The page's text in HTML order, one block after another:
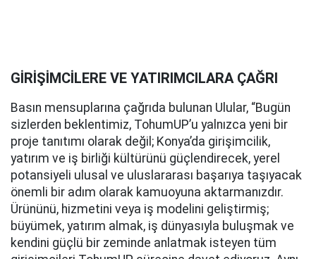
GİRİŞİMCİLERE VE YATIRIMCILARA ÇAĞRI
Basın mensuplarına çağrıda bulunan Ulular, “Bugün
sizlerden beklentimiz, TohumUP’u yalnızca yeni bir
proje tanıtımı olarak değil; Konya’da girişimcilik,
yatırım ve iş birliği kültürünü güçlendirecek, yerel
potansiyeli ulusal ve uluslararası başarıya taşıyacak
önemli bir adım olarak kamuoyuna aktarmanızdır.
Ürününü, hizmetini veya iş modelini geliştirmiş;
büyümek, yatırım almak, iş dünyasıyla buluşmak ve
kendini güçlü bir zeminde anlatmak isteyen tüm